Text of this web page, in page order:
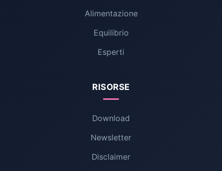
Alimentazione
Equilibrio
Esperti
RISORSE
Download
Newsletter
Disclaimer